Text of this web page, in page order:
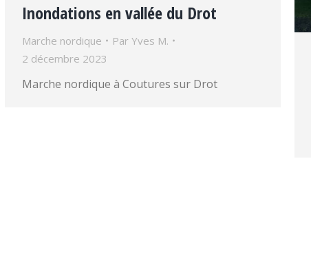
Inondations en vallée du Drot
Marche nordique Par Yves M.
2 décembre 2023
Marche nordique à Coutures sur Drot